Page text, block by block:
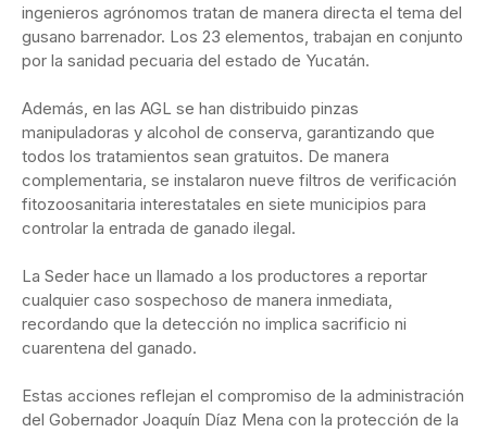
ingenieros agrónomos tratan de manera directa el tema del
gusano barrenador. Los 23 elementos, trabajan en conjunto
por la sanidad pecuaria del estado de Yucatán.
Además, en las AGL se han distribuido pinzas
manipuladoras y alcohol de conserva, garantizando que
todos los tratamientos sean gratuitos. De manera
complementaria, se instalaron nueve filtros de verificación
fitozoosanitaria interestatales en siete municipios para
controlar la entrada de ganado ilegal.
La Seder hace un llamado a los productores a reportar
cualquier caso sospechoso de manera inmediata,
recordando que la detección no implica sacrificio ni
cuarentena del ganado.
Estas acciones reflejan el compromiso de la administración
del Gobernador Joaquín Díaz Mena con la protección de la